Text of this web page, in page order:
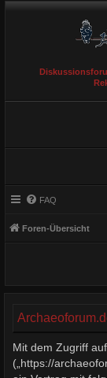
FAQ
Foren-Übersicht
Mit dem Zugriff
(„https://